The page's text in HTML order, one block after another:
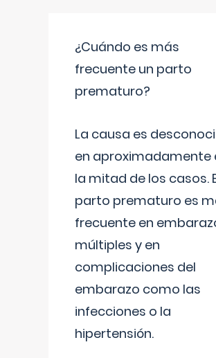
¿Cuándo es más
frecuente un parto
prematuro?
La causa es
en aproximadamente
la mitad de los casos.
parto prematuro es
frecuente en
múltiples y en
complicaciones del
embarazo como las
infecciones o la
hipertensión.